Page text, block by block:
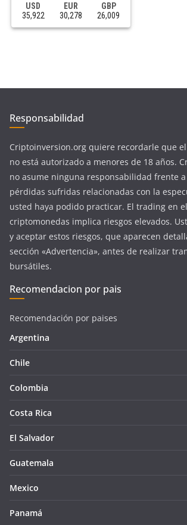
USD
35,922
EUR
30,278
GBP
26,009
Responsabilidad
Criptoinversion.org quiere recordarle que
no está autorizado a menores de 18 años.
no asume ninguna responsabilidad frente
pérdidas sufridas relacionadas con la
usted haya podido practicar. El trading en
criptomonedas implica riesgos elevados.
y aceptar estos riesgos, que aparecen
sección «Advertencia», antes de realizar
bursátiles.
Recomendacion por pais
Recomendación por paises
Argentina
Chile
Colombia
Costa Rica
El Salvador
Guatemala
Mexico
Panamá